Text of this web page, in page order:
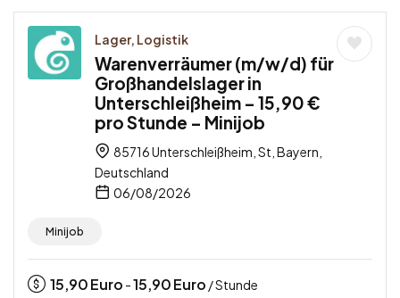
Lager, Logistik
Warenverräumer (m/w/d) für
Großhandelslager in
Unterschleißheim – 15,90 €
pro Stunde – Minijob
85716 Unterschleißheim, St, Bayern,
Deutschland
06/08/2026
Minijob
15,90Euro -15,90Euro / Stunde